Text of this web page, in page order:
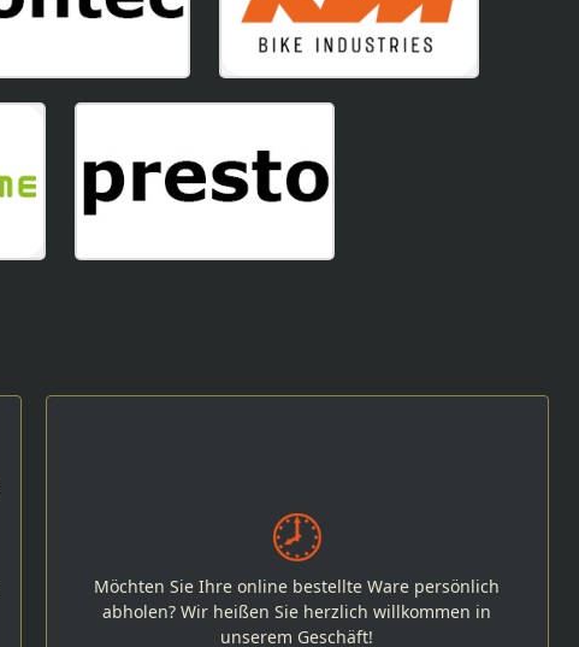
Möchten Sie Ihre online bestellte Ware persönlich
abholen? Wir heißen Sie herzlich willkommen in
unserem Geschäft!